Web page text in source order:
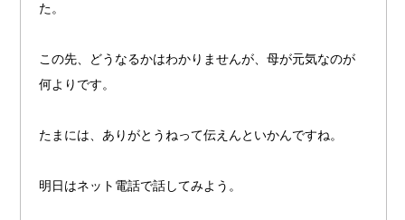
た。
この先、どうなるかはわかりませんが、母が元気なのが
何よりです。
たまには、ありがとうねって伝えんといかんですね。
明日はネット電話で話してみよう。